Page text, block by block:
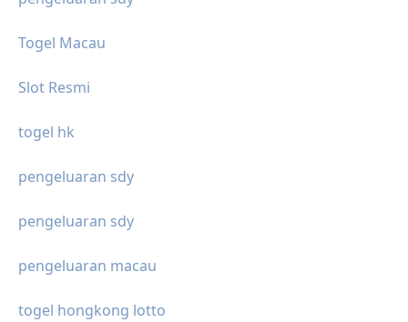
Togel Macau
Slot Resmi
togel hk
pengeluaran sdy
pengeluaran sdy
pengeluaran macau
togel hongkong lotto